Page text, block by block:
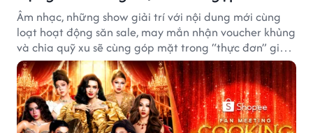
Âm nhạc, những show giải trí với nội dung mới cùng
loạt hoạt động săn sale, may mắn nhận voucher khủng
và chia quỹ xu sẽ cùng góp mặt trong “thực đơn” giải
trí cuối tuần trên Shopee, diễn ra liên tiếp vào ngày
7/8 và 8/8.